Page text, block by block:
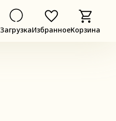
ЗагрузкаИзбранноеКорзина